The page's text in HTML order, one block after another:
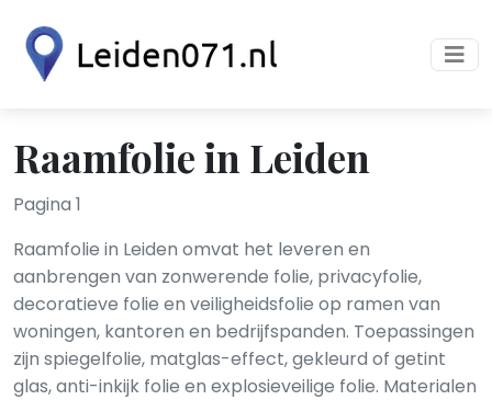
Raamfolie in Leiden
Pagina 1
Raamfolie in Leiden omvat het leveren en
aanbrengen van zonwerende folie, privacyfolie,
decoratieve folie en veiligheidsfolie op ramen van
woningen, kantoren en bedrijfspanden. Toepassingen
zijn spiegelfolie, matglas-effect, gekleurd of getint
glas, anti-inkijk folie en explosieveilige folie. Materialen